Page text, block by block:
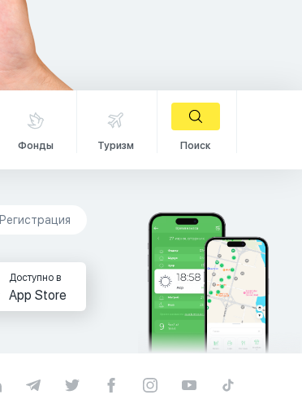
Фонды Туризм Поиск
Регистрация
Доступно в
App Store